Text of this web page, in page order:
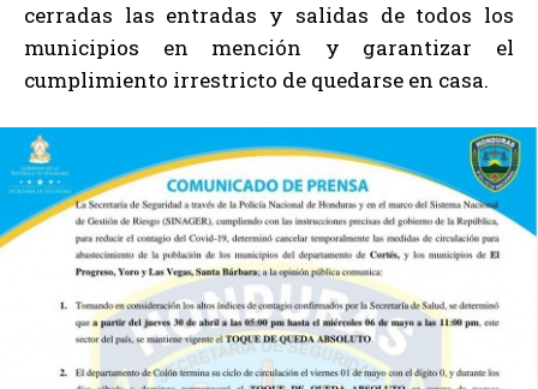
cerradas las entradas y salidas de todos los
municipios en mención y garantizar el
cumplimiento irrestricto de quedarse en casa.